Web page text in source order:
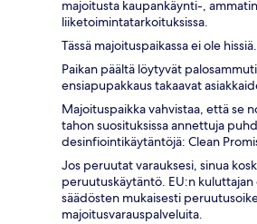
majoitusta kaupankäynti-,
liiketoimintatarkoituksissa.
Tässä majoituspaikassa ei ole hissiä.
Paikan päältä löytyvät
ensiapupakkaus takaavat
Majoituspaikka vahvistaa, että se
tahon suosituksissa annettuja
desinfiointikäytäntöjä: Clean
Jos peruutat varauksesi, sinua
peruutuskäytäntö. EU:n kuluttajan
säädösten mukaisesti
majoitusvarauspalveluita.